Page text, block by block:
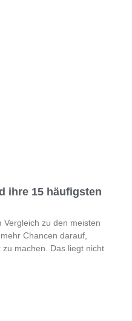
ihre 15 häufigsten
zu den meisten
Chancen darauf,
machen. Das liegt nicht